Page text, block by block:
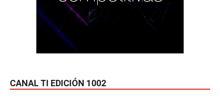
CANAL TI EDICIÓN 1002